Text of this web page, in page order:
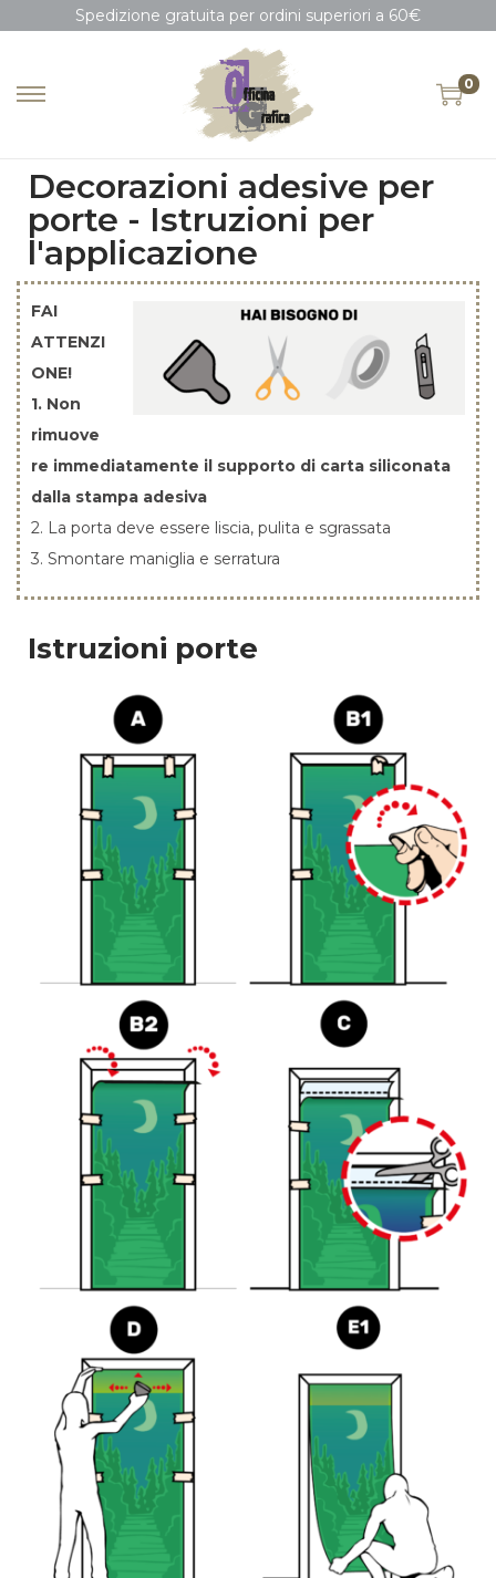
Spedizione gratuita per ordini superiori a 60€
0
Decorazioni adesive per
porte - Istruzioni per
l'applicazione
FAI
ATTENZI
ONE!
1. Non
rimuove
re immediatamente il supporto di carta siliconata
dalla stampa adesiva
2. La porta deve essere liscia, pulita e sgrassata
3. Smontare maniglia e serratura
Istruzioni porte